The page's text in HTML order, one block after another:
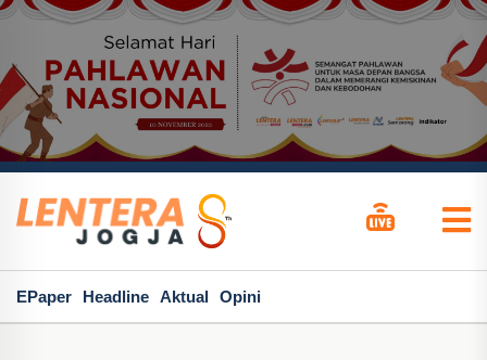
EPaper Headline Aktual Opini